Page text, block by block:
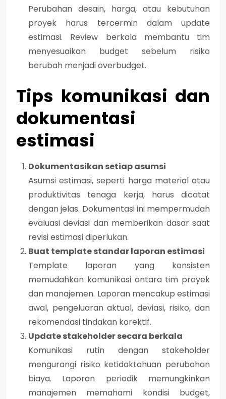
Perubahan desain, harga, atau kebutuhan
proyek harus tercermin dalam update
estimasi. Review berkala membantu tim
menyesuaikan budget sebelum risiko
berubah menjadi overbudget.
Tips komunikasi dan
dokumentasi
estimasi
Dokumentasikan setiap asumsi
Asumsi estimasi, seperti harga material atau
produktivitas tenaga kerja, harus dicatat
dengan jelas. Dokumentasi ini mempermudah
evaluasi deviasi dan memberikan dasar saat
revisi estimasi diperlukan.
Buat template standar laporan estimasi
Template laporan yang konsisten
memudahkan komunikasi antara tim proyek
dan manajemen. Laporan mencakup estimasi
awal, pengeluaran aktual, deviasi, risiko, dan
rekomendasi tindakan korektif.
Update stakeholder secara berkala
Komunikasi rutin dengan stakeholder
mengurangi risiko ketidaktahuan perubahan
biaya. Laporan periodik memungkinkan
manajemen memahami kondisi budget,